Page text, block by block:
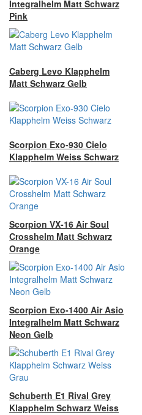
Integralhelm Matt Schwarz
Pink
Caberg Levo Klapphelm
Matt Schwarz Gelb
Scorpion Exo-930 Cielo
Klapphelm Weiss Schwarz
Scorpion VX-16 Air Soul
Crosshelm Matt Schwarz
Orange
Scorpion Exo-1400 Air Asio
Integralhelm Matt Schwarz
Neon Gelb
Schuberth E1 Rival Grey
Klapphelm Schwarz Weiss